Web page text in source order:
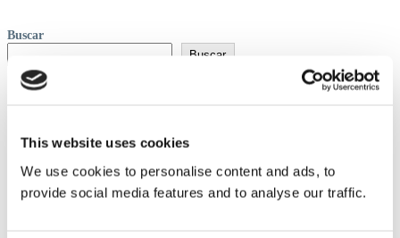
This website uses cookies
We use cookies to personalise content and ads, to
provide social media features and to analyse our traffic.
Buscar
Buscar
Nueva función de seguimiento de carga
Transmares implementó certificación de emisiones CO2 por